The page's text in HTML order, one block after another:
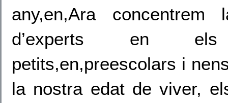
any,en,Ara
d’experts en els
petits,en,preescolars i
la nostra edat de viver,